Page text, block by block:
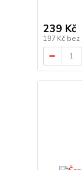
239 Kč
197 Kč bez